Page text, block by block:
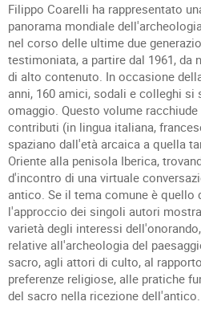
Filippo Coarelli ha rappresentato
panorama mondiale
nel corso delle ultime due
testimoniata, a partire dal 1961, da
di alto contenuto. In occasione
anni, 160 amici, sodali e colleghi si
omaggio. Questo volume
contributi (in lingua italiana,
spaziano dall'età arcaica a quella
Oriente alla penisola Iberica,
d'incontro di una virtuale
antico. Se il tema comune è quello
l'approccio dei singoli autori
varietà degli interessi
relative all'archeologia del
sacro, agli attori di culto, al
preferenze religiose, alle pratiche
del sacro nella ricezione dell'antico.